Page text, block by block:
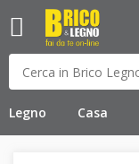
Legno Casa